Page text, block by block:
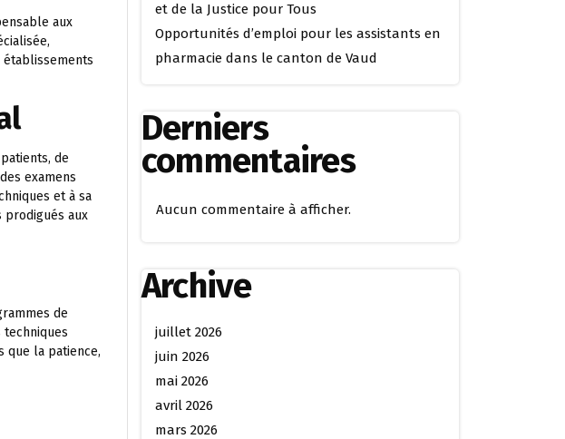
aux
de
examens
et à sa
prodigués aux
de
que la patience,
et de la Justice pour Tous
Opportunités d’emploi pour les assistants en
pharmacie dans le canton de Vaud
Derniers
commentaires
Aucun commentaire à afficher.
Archive
juillet 2026
juin 2026
mai 2026
avril 2026
mars 2026